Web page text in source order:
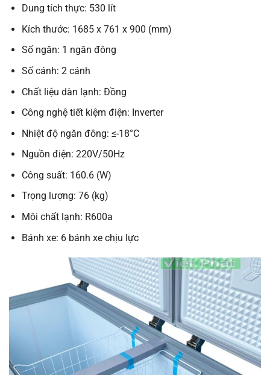
Dung tích thực: 530 lít
Kích thước: 1685 x 761 x 900 (mm)
Số ngăn: 1 ngăn đông
Số cánh: 2 cánh
Chất liệu dàn lạnh: Đồng
Công nghệ tiết kiệm điện: Inverter
Nhiệt độ ngăn đông: ≤-18°C
Nguồn điện: 220V/50Hz
Công suất: 160.6 (W)
Trọng lượng: 76 (kg)
Môi chất lạnh: R600a
Bánh xe: 6 bánh xe chịu lực